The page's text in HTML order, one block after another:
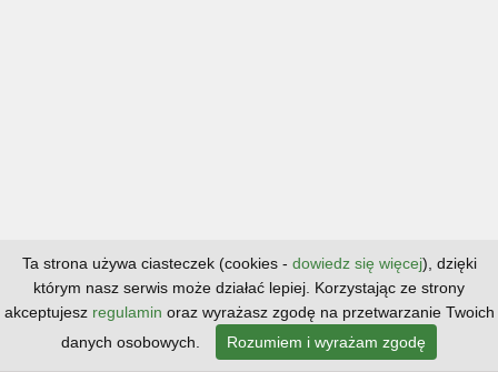
Ta strona używa ciasteczek (cookies - dowiedz się więcej), dzięki
którym nasz serwis może działać lepiej. Korzystając ze strony
akceptujesz regulamin oraz wyrażasz zgodę na przetwarzanie Twoich
danych osobowych.
Rozumiem i wyrażam zgodę